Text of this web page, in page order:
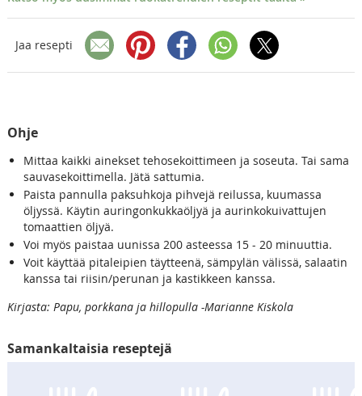
Jaa resepti
Ohje
Mittaa kaikki ainekset tehosekoittimeen ja soseuta. Tai sama
sauvasekoittimella. Jätä sattumia.
Paista pannulla paksuhkoja pihvejä reilussa, kuumassa
öljyssä. Käytin auringonkukkaöljyä ja aurinkokuivattujen
tomaattien öljyä.
Voi myös paistaa uunissa 200 asteessa 15 - 20 minuuttia.
Voit käyttää pitaleipien täytteenä, sämpylän välissä, salaatin
kanssa tai riisin/perunan ja kastikkeen kanssa.
Kirjasta: Papu, porkkana ja hillopulla -Marianne Kiskola
Samankaltaisia reseptejä